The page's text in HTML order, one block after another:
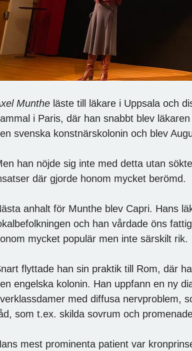
Munthe läste till läkare i Uppsala och
i Paris, där han snabbt blev
svenska konstnärskolonin och blev
han nöjde sig inte med detta utan
där gjorde honom mycket berömd.
anhalt för Munthe blev Capri. Hans
och han vårdade öns
mycket populär men inte särskilt rik.
flyttade han sin praktik till Rom, där
engelska kolonin. Han uppfann en ny
med diffusa nervproblem,
som t.ex. skilda sovrum och
mest prominenta patient var